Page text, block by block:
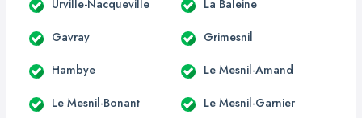
Urville-Nacqueville La Baleine
Gavray Grimesnil
Hambye Le Mesnil-Amand
Le Mesnil-Bonant Le Mesnil-Garnier